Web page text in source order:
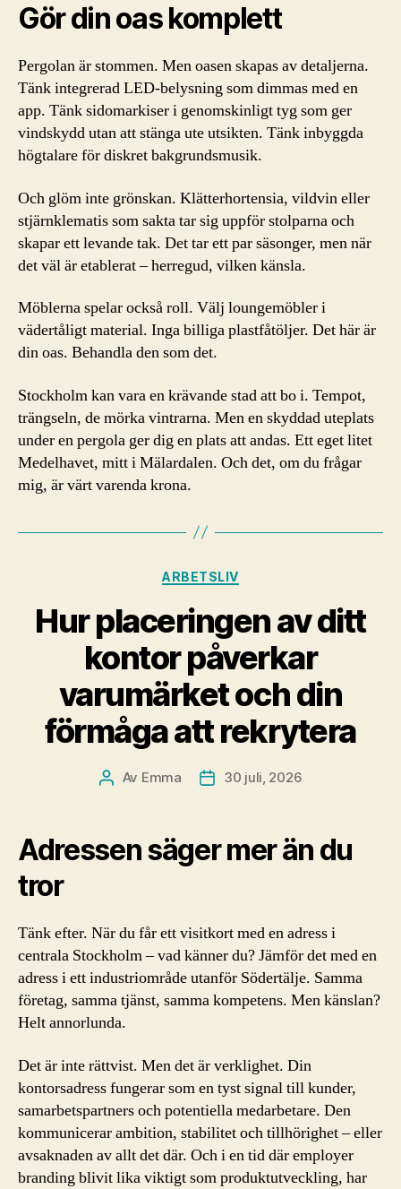
Gör din oas komplett
Pergolan är stommen. Men oasen skapas av detaljerna.
Tänk integrerad LED-belysning som dimmas med en
app. Tänk sidomarkiser i genomskinligt tyg som ger
vindskydd utan att stänga ute utsikten. Tänk inbyggda
högtalare för diskret bakgrundsmusik.
Och glöm inte grönskan. Klätterhortensia, vildvin eller
stjärnklematis som sakta tar sig uppför stolparna och
skapar ett levande tak. Det tar ett par säsonger, men när
det väl är etablerat – herregud, vilken känsla.
Möblerna spelar också roll. Välj loungemöbler i
vädertåligt material. Inga billiga plastfåtöljer. Det här är
din oas. Behandla den som det.
Stockholm kan vara en krävande stad att bo i. Tempot,
trängseln, de mörka vintrarna. Men en skyddad uteplats
under en pergola ger dig en plats att andas. Ett eget litet
Medelhavet, mitt i Mälardalen. Och det, om du frågar
mig, är värt varenda krona.
Kategorier
ARBETSLIV
Hur placeringen av ditt
kontor påverkar
varumärket och din
förmåga att rekrytera
Inläggsförfattare
Av Emma Inläggsdatum
30 juli, 2026
Adressen säger mer än du
tror
Tänk efter. När du får ett visitkort med en adress i
centrala Stockholm – vad känner du? Jämför det med en
adress i ett industriområde utanför Södertälje. Samma
företag, samma tjänst, samma kompetens. Men känslan?
Helt annorlunda.
Det är inte rättvist. Men det är verklighet. Din
kontorsadress fungerar som en tyst signal till kunder,
samarbetspartners och potentiella medarbetare. Den
kommunicerar ambition, stabilitet och tillhörighet – eller
avsaknaden av allt det där. Och i en tid där employer
branding blivit lika viktigt som produktutveckling, har